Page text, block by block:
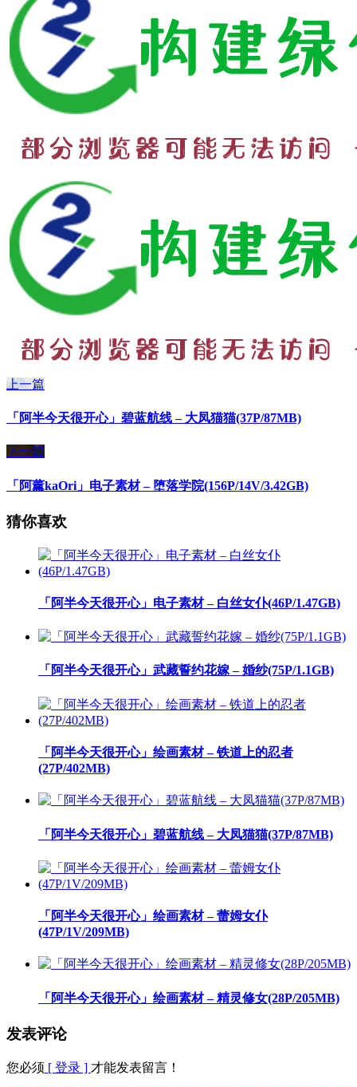
上一篇
「阿半今天很开心」碧蓝航线 – 大凤猫猫(37P/87MB)
下一篇
「阿薰kaOri」电子素材 – 堕落学院(156P/14V/3.42GB)
猜你喜欢
「阿半今天很开心」电子素材 – 白丝女仆(46P/1.47GB)
「阿半今天很开心」武藏誓约花嫁 – 婚纱(75P/1.1GB)
「阿半今天很开心」绘画素材 – 铁道上的忍者
(27P/402MB)
「阿半今天很开心」碧蓝航线 – 大凤猫猫(37P/87MB)
「阿半今天很开心」绘画素材 – 蕾姆女仆
(47P/1V/209MB)
「阿半今天很开心」绘画素材 – 精灵修女(28P/205MB)
发表评论
您必须 [ 登录 ] 才能发表留言！